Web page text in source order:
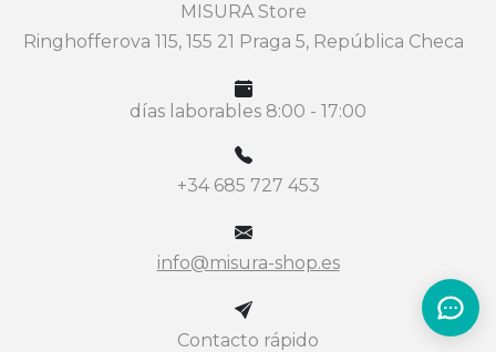
MISURA Store
Ringhofferova 115, 155 21 Praga 5, República Checa
días laborables 8:00 - 17:00
+34 685 727 453
info@misura-shop.es
Contacto rápido